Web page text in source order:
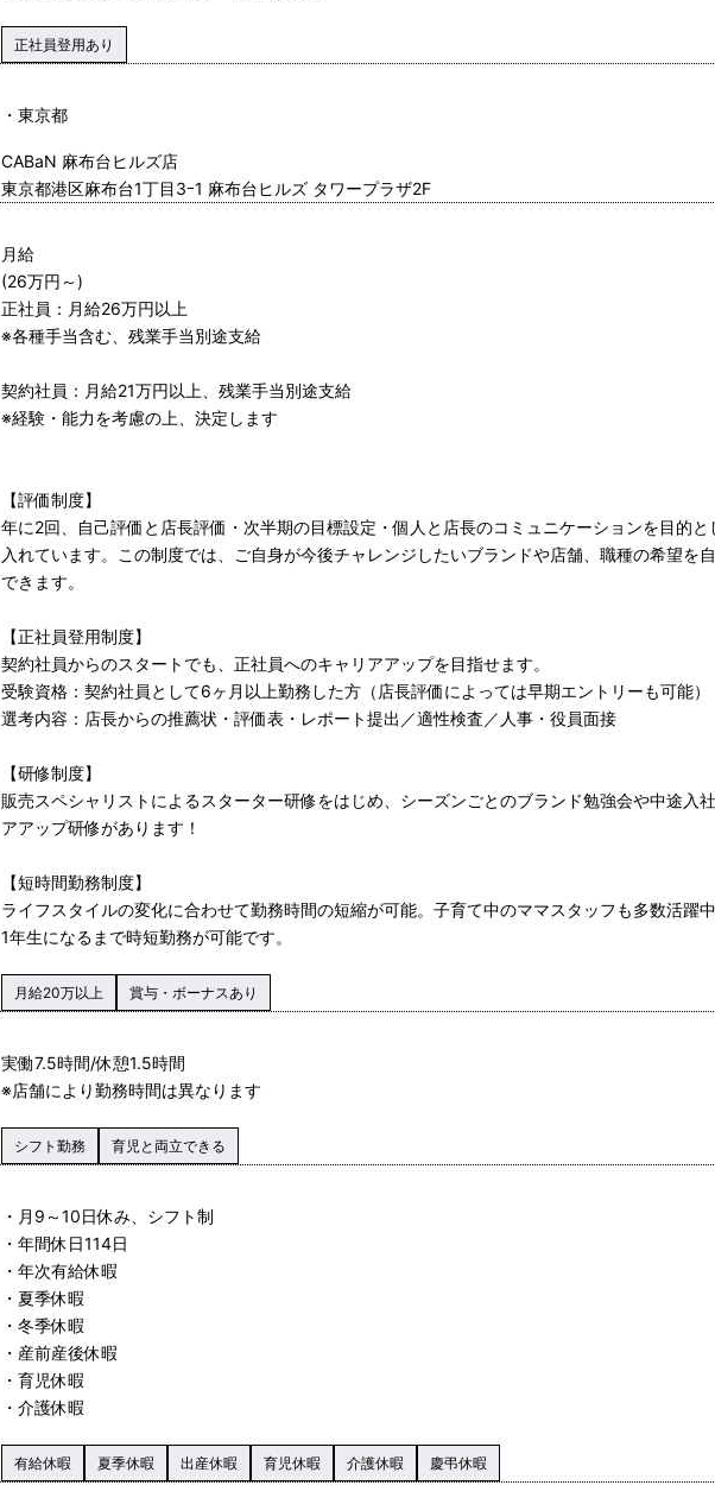
正社員登用あり
東京都
CABaN 麻布台ヒルズ店
東京都港区麻布台1丁目3ｰ1 麻布台ヒルズ タワープラザ2F
月給
(26万円～)
正社員：月給26万円以上
※各種手当含む、残業手当別途支給
契約社員：月給21万円以上、残 業手当別途支給
※経験・能力を考慮の上、決定します
【評価制度】
年に2回、自己評価と店長評価・次半期の目標設定・個人と店長のコミュニケーションを目的と
入れています。この制度では、ご自身が今後チャレンジしたいブランドや店舗、職種の希望を
できます。
【正社員登用制度】
契約社員からのスタートでも、正社員へのキャリアアップを目指せます。
受験資格：契約社員として6ヶ月以上勤務した方（店長評価によっては早期エントリーも可能）
選考内容：店長からの推薦状・評価表・レポート提出／適性検査／人事・役員面接
【研修制度】
販売スペシャリストによるスターター研修をはじめ、シーズンごとのブランド勉強会や中途入
アアップ研修があります！
【短時間勤務制度】
ライフスタイルの変化に合わせて勤務時間の短縮が可能。子育て中のママスタッフも多数活躍
1 年生になるまで時短勤務が可能です。
月給20万以上 賞与・ボーナスあり
実働 7.5時間/休憩1.5時間
※店舗により勤務時間は異なります
シフト勤務 育児と両立できる
・月9～10日休み、シフト制
・年間休日114日
・年次有給休暇
・夏季休暇
・冬季休暇
・産前産後休暇
・育児休暇
・介護休暇
有給休暇 夏季休暇 出産休暇 育児休暇 介護休暇 慶弔休暇